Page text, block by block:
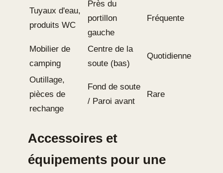
Tuyaux d'eau,
produits WC
Près du
portillon
gauche
Fréquente
Mobilier de
camping
Centre de la
soute (bas)
Quotidienne
Outillage,
pièces de
rechange
Fond de soute
/ Paroi avant
Rare
Accessoires et
équipements pour une